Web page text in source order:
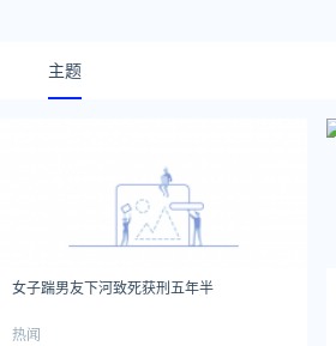
主题
女子踹男友下河致死获刑五年半
热闻